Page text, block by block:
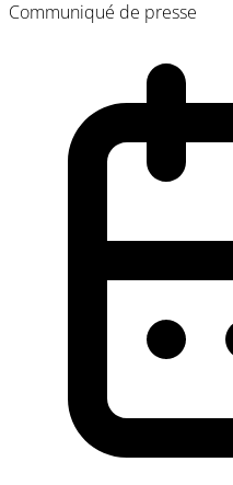
Communiqué de presse